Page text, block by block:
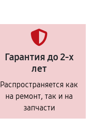
Гарантия до 2-х
лет
Распространяется как
на ремонт, так и на
запчасти